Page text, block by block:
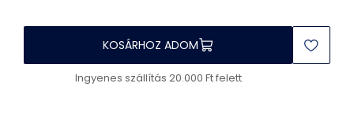
KOSÁRHOZ ADOM
Ingyenes szállítás 20.000 Ft felett